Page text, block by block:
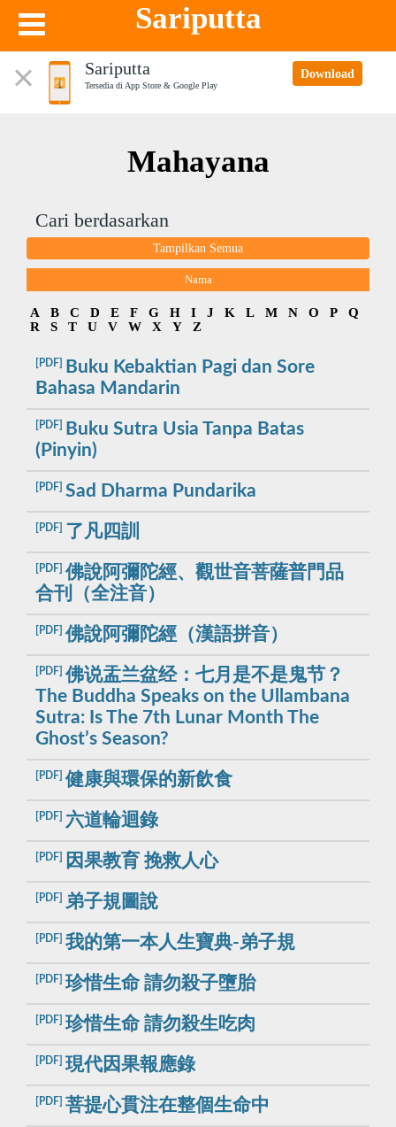
Sariputta
Sariputta
Tersedia di App Store & Google Play
Download
Mahayana
Cari berdasarkan
Tampilkan Semua
Nama
A B C D E F G H I J K L M N O P
Q
R
S T U V W X Y Z
[PDF]
Buku Kebaktian Pagi dan Sore
Bahasa Mandarin
[PDF]
Buku Sutra Usia Tanpa Batas
(Pinyin)
[PDF] Sad Dharma Pundarika
[PDF] 了凡四訓
[PDF]
佛說阿彌陀經、觀世音菩薩普門品
合刊（全注音）
[PDF] 佛說阿彌陀經（漢語拼音）
[PDF]
佛说盂兰盆经：七月是不是鬼节？
The Buddha Speaks on the Ullambana
Sutra: Is The 7th Lunar Month The
Ghost’s Season?
[PDF] 健康與環保的新飲食
[PDF] 六道輪迴錄
[PDF] 因果教育 挽救人心
[PDF] 弟子規圖說
[PDF] 我的第一本人生寶典-弟子規
[PDF] 珍惜生命 請勿殺子墮胎
[PDF] 珍惜生命 請勿殺生吃肉
[PDF] 現代因果報應錄
[PDF] 菩提心貫注在整個生命中